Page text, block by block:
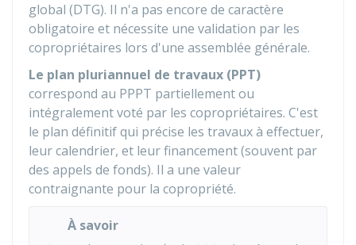
global (DTG). Il n'a pas encore de caractère
obligatoire et nécessite une validation par les
copropriétaires lors d'une assemblée générale.
Le plan pluriannuel de travaux (PPT)
correspond au PPPT partiellement ou
intégralement voté par les copropriétaires. C'est
le plan définitif qui précise les travaux à effectuer,
leur calendrier, et leur financement (souvent par
des appels de fonds). Il a une valeur
contraignante pour la copropriété.
À savoir